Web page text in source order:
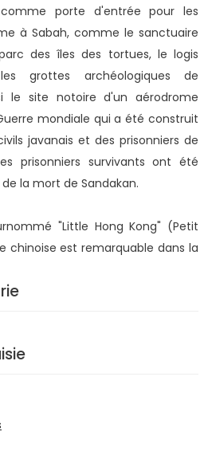
porte d'entrée pour les
à Sabah, comme le sanctuaire
des îles des tortues, le logis
grottes archéologiques de
le site notoire d'un aérodrome
mondiale qui a été construit
javanais et des prisonniers de
prisonniers survivants ont été
la mort de Sandakan.
"Little Hong Kong" (Petit
chinoise est remarquable dans la